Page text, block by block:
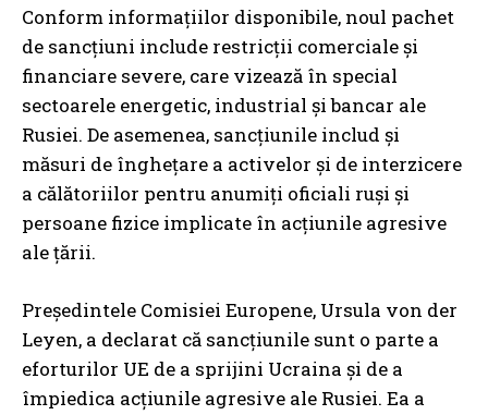
Conform informațiilor disponibile, noul pachet
de sancțiuni include restricții comerciale și
financiare severe, care vizează în special
sectoarele energetic, industrial și bancar ale
Rusiei. De asemenea, sancțiunile includ și
măsuri de înghețare a activelor și de interzicere
a călătoriilor pentru anumiți oficiali ruși și
persoane fizice implicate în acțiunile agresive
ale țării.
Președintele Comisiei Europene, Ursula von der
Leyen, a declarat că sancțiunile sunt o parte a
eforturilor UE de a sprijini Ucraina și de a
împiedica acțiunile agresive ale Rusiei. Ea a